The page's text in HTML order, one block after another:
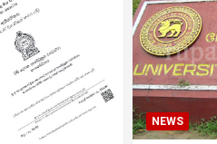
NEWS